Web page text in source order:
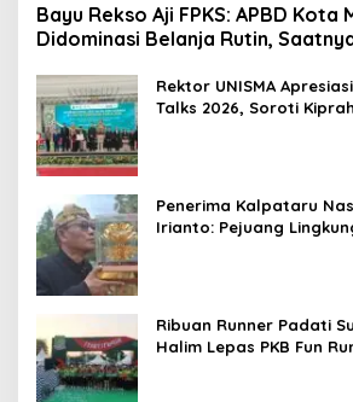
Bayu Rekso Aji FPKS: APBD Kota
Didominasi Belanja Rutin,
Rektor UNISMA
Talks 2026, Soroti
Penerima Kalpataru
Irianto: Pejuang
Ribuan Runner Padati
Halim Lepas PKB Fun